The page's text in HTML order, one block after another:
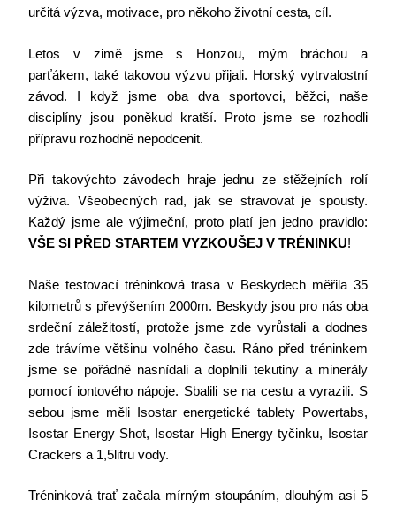
určitá výzva, motivace, pro někoho životní cesta, cíl.
Letos v zimě jsme s Honzou, mým bráchou a
parťákem, také takovou výzvu přijali. Horský vytrvalostní
závod. I když jsme oba dva sportovci, běžci, naše
disciplíny jsou poněkud kratší. Proto jsme se rozhodli
přípravu rozhodně nepodcenit.
Při takovýchto závodech hraje jednu ze stěžejních rolí
výživa. Všeobecných rad, jak se stravovat je spousty.
Každý jsme ale výjimeční, proto platí jen jedno pravidlo:
VŠE SI PŘED STARTEM VYZKOUŠEJ V TRÉNINKU!
Naše testovací tréninková trasa v Beskydech měřila 35
kilometrů s převýšením 2000m. Beskydy jsou pro nás oba
srdeční záležitostí, protože jsme zde vyrůstali a dodnes
zde trávíme většinu volného času. Ráno před tréninkem
jsme se pořádně nasnídali a doplnili tekutiny a minerály
pomocí iontového nápoje. Sbalili se na cestu a vyrazili. S
sebou jsme měli Isostar energetické tablety Powertabs,
Isostar Energy Shot, Isostar High Energy tyčinku, Isostar
Crackers a 1,5litru vody.
Tréninková trať začala mírným stoupáním, dlouhým asi 5